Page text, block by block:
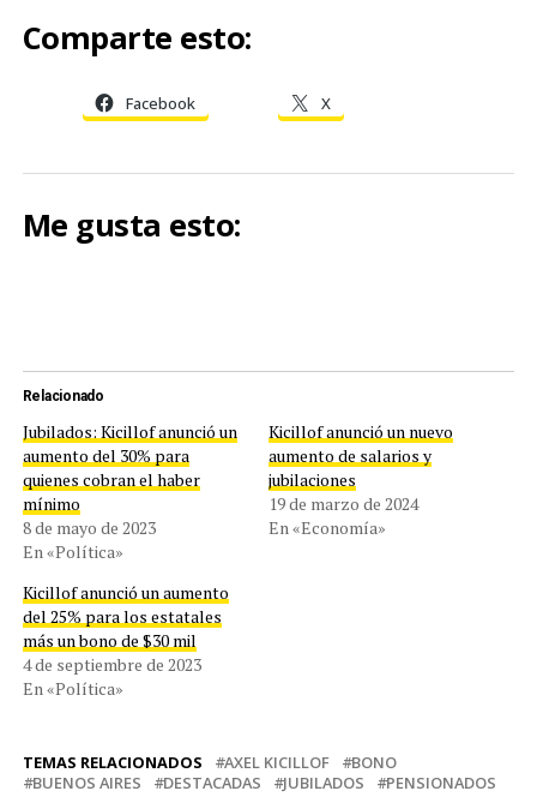
Comparte esto:
Facebook X
Me gusta esto:
Relacionado
Jubilados: Kicillof anunció un
aumento del 30% para
quienes cobran el haber
mínimo
8 de mayo de 2023
En «Política»
Kicillof anunció un nuevo
aumento de salarios y
jubilaciones
19 de marzo de 2024
En «Economía»
Kicillof anunció un aumento
del 25% para los estatales
más un bono de $30 mil
4 de septiembre de 2023
En «Política»
TEMAS RELACIONADOS AXEL KICILLOF
BONO
BUENOS AIRES
DESTACADAS JUBILADOS PENSIONADOS